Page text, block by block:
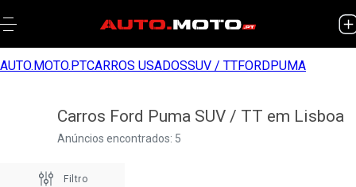
AUTO.MOTO.PTCARROS USADOSSUV / TTFORDPUMA
Carros Ford Puma SUV / TT em Lisboa
Anúncios encontrados: 5
Filtro